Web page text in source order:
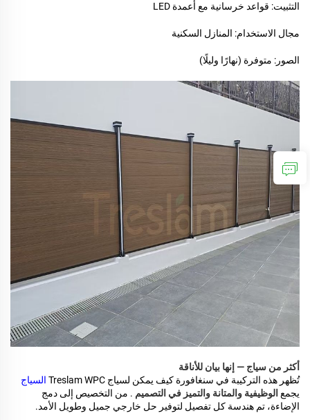
التثبيت: قواعد خرسانية مع أعمدة LED
مجال الاستخدام: المنازل السكنية
الصور: متوفرة (نهارًا وليلًا)
أكثر من سياج — إنها بيان للأناقة
تُظهر هذه التركيبة في سنغافورة كيف يمكن لسياج Treslam WPC
السياج
يجمع الوظيفية والمتانة والتميز في التصميم . من التخصيص إلى دمج
الإضاءة، تم هندسة كل تفصيل لتوفير حل خارجي جميل وطويل الأمد.